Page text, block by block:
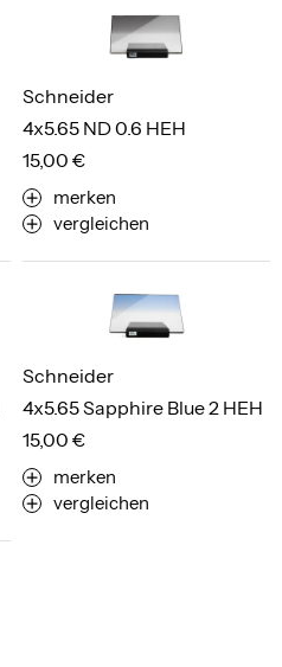
4x5.65 ND 0.6 HEH
Schneider
15,00 €
merken
vergleichen
4x5.65 Sapphire Blue 2 HEH
Schneider
15,00 €
merken
vergleichen